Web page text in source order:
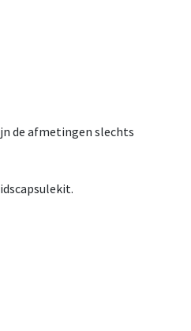
de afmetingen slechts